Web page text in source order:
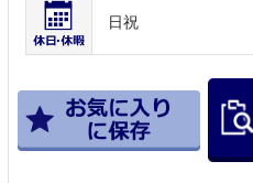
日祝